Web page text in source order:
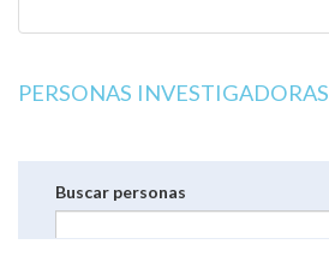
PERSONAS INVESTIGADORAS
Buscar personas